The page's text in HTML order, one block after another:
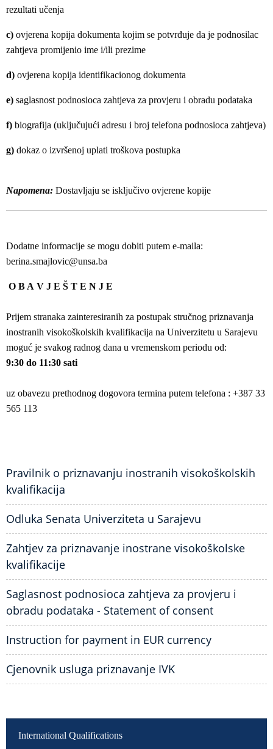
rezultati učenja
c) ovjerena kopija dokumenta kojim se potvrđuje da je podnosilac
zahtjeva promijenio ime i/ili prezime
d) ovjerena kopija identifikacionog dokumenta
e) saglasnost podnosioca zahtjeva za provjeru i obradu podataka
f) biografija (uključujući adresu i broj telefona podnosioca zahtjeva)
g) dokaz o izvršenoj uplati troškova postupka
Napomena: Dostavljaju se isključivo ovjerene kopije
Dodatne informacije se mogu dobiti putem e-maila:
berina.smajlovic@unsa.ba
O B A V J E Š T E N J E
Prijem stranaka zainteresiranih za postupak stručnog priznavanja
inostranih visokoškolskih kvalifikacija na Univerzitetu u Sarajevu
moguć je svakog radnog dana u vremenskom periodu od:
9:30 do 11:30 sati
uz obavezu prethodnog dogovora termina putem telefona : +387 33
565 113
Pravilnik o priznavanju inostranih visokoškolskih
kvalifikacija
Odluka Senata Univerziteta u Sarajevu
Zahtjev za priznavanje inostrane visokoškolske
kvalifikacije
Saglasnost podnosioca zahtjeva za provjeru i
obradu podataka - Statement of consent
Instruction for payment in EUR currency
Cjenovnik usluga priznavanje IVK
International Qualifications